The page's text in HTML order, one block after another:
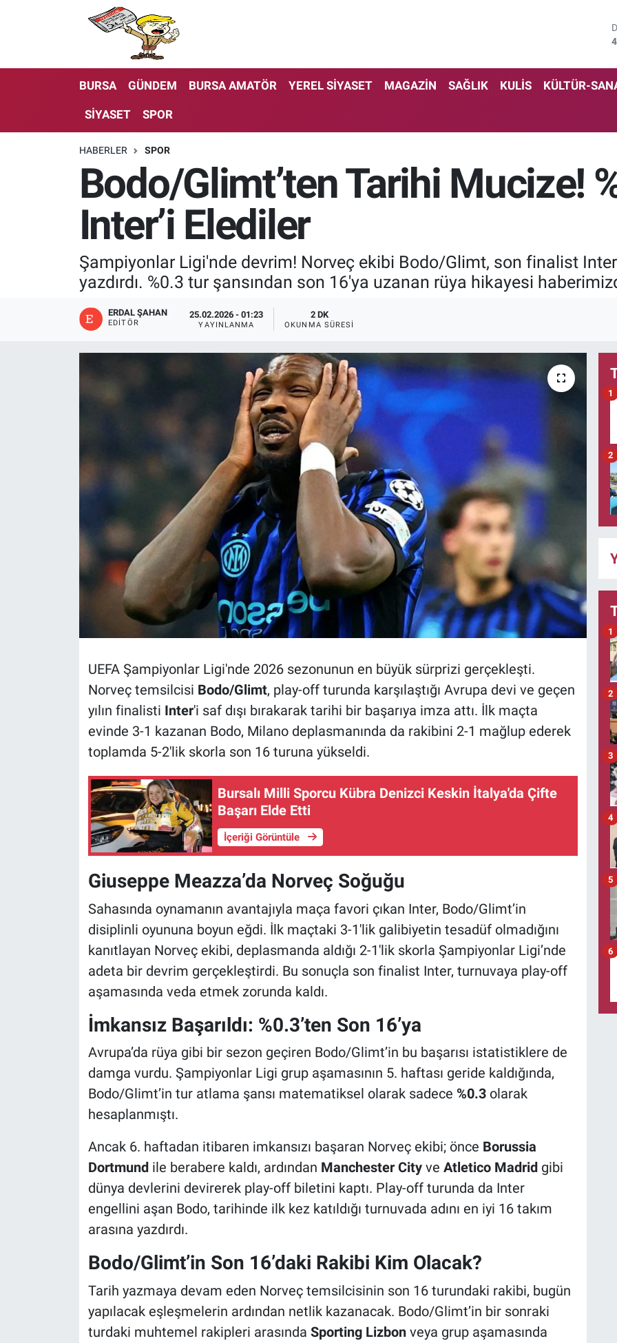
BURSA GÜNDEM BURSA AMATÖR YEREL SİYASET MAGAZİN SAĞLIK KULİS KÜLTÜR-
SİYASET SPOR
HABERLER SPOR
Bodo/Glimt’ten Tarihi Mucize!
Inter’i Elediler
Şampiyonlar Ligi'nde devrim! Norveç ekibi Bodo/Glimt, son finalist
yazdırdı. %0.3 tur şansından son 16'ya uzanan rüya hikayesi
ERDAL ŞAHAN
EDITÖR
25.02.2026 - 01:23
YAYINLANMA
2 DK
OKUNMA SÜRESI
UEFA Şampiyonlar Ligi'nde 2026 sezonunun en büyük sürprizi gerçekleşti.
Norveç temsilcisi Bodo/Glimt, play-off turunda karşılaştığı Avrupa devi ve geçen
yılın finalisti Inter'i saf dışı bırakarak tarihi bir başarıya imza attı. İlk maçta
evinde 3-1 kazanan Bodo, Milano deplasmanında da rakibini 2-1 mağlup ederek
toplamda 5-2'lik skorla son 16 turuna yükseldi.
Bursalı Milli Sporcu Kübra Denizci Keskin İtalya'da Çifte
Başarı Elde Etti
İçeriği Görüntüle
Giuseppe Meazza’da Norveç Soğuğu
Sahasında oynamanın avantajıyla maça favori çıkan Inter, Bodo/Glimt’in
disiplinli oyununa boyun eğdi. İlk maçtaki 3-1'lik galibiyetin tesadüf olmadığını
kanıtlayan Norveç ekibi, deplasmanda aldığı 2-1'lik skorla Şampiyonlar Ligi’nde
adeta bir devrim gerçekleştirdi. Bu sonuçla son finalist Inter, turnuvaya play-off
aşamasında veda etmek zorunda kaldı.
İmkansız Başarıldı: %0.3’ten Son 16’ya
Avrupa’da rüya gibi bir sezon geçiren Bodo/Glimt’in bu başarısı istatistiklere de
damga vurdu. Şampiyonlar Ligi grup aşamasının 5. haftası geride kaldığında,
Bodo/Glimt’in tur atlama şansı matematiksel olarak sadece %0.3olarak
hesaplanmıştı.
Ancak 6. haftadan itibaren imkansızı başaran Norveç ekibi; önce Borussia
Dortmundile berabere kaldı, ardından Manchester Cityve Atletico Madridgibi
dünya devlerini devirerek play-off biletini kaptı. Play-off turunda da Inter
engellini aşan Bodo, tarihinde ilk kez katıldığı turnuvada adını en iyi 16 takım
arasına yazdırdı.
Bodo/Glimt’in Son 16’daki Rakibi Kim Olacak?
Tarih yazmaya devam eden Norveç temsilcisinin son 16 turundaki rakibi, bugün
yapılacak eşleşmelerin ardından netlik kazanacak. Bodo/Glimt’in bir sonraki
turdaki muhtemel rakipleri arasında Sporting Lizbonveya grup aşamasında
1
2
1
2
3
4
5
6